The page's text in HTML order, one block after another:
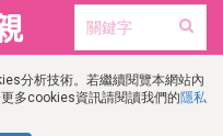
分析技術。若繼續閱覽本網站內
多cookies資訊請閱讀我們的隱私